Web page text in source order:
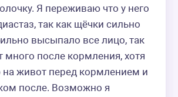
Я переживаю что у него
так как щёчки сильно
высыпало все лицо, так
много после кормления, хотя
живот перед кормлением и
после. Возможно я